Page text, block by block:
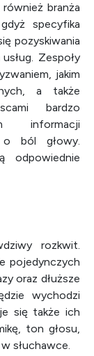
również branża
specyfika
pozyskiwania
Zespoły
jakim
a także
bardzo
informacji
o ból głowy.
odpowiednie
rozkwit.
pojedynczych
oraz dłuższe
wychodzi
się także ich
ton głosu,
słuchawce.